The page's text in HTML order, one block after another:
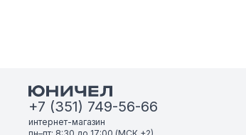
+7 (351) 749-56-66
интернет-магазин